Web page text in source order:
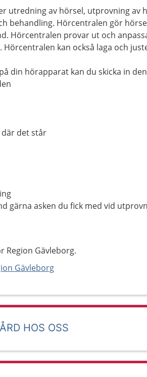
utredning av hörsel, utprovning av
behandling. Hörcentralen gör
Hörcentralen provar ut och
Hörcentralen kan också laga och
din hörapparat kan du skicka in
där det står
gärna asken du fick med vid
Region Gävleborg.
Gävleborg
HOS OSS